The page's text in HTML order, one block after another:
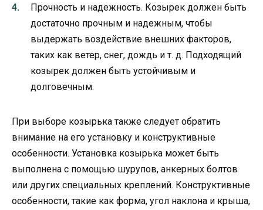
Прочность и надежность. Козырек должен быть
достаточно прочным и надежным, чтобы
выдержать воздействие внешних факторов,
таких как ветер, снег, дождь и т. д. Подходящий
козырек должен быть устойчивым и
долговечным.
При выборе козырька также следует обратить
внимание на его установку и конструктивные
особенности. Установка козырька может быть
выполнена с помощью шурупов, анкерных болтов
или других специальных креплений. Конструктивные
особенности, такие как форма, угол наклона и крыша,